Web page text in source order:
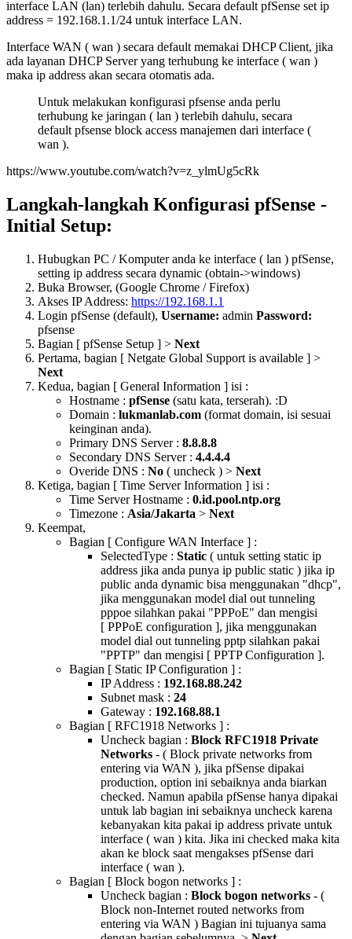
interface LAN (lan) terlebih dahulu. Secara default pfSense set ip
address = 192.168.1.1/24 untuk interface LAN.
Interface WAN ( wan ) secara default memakai DHCP Client, jika
ada layanan DHCP Server yang terhubung ke interface ( wan )
maka ip address akan secara otomatis ada.
Untuk melakukan konfigurasi pfsense anda perlu
terhubung ke jaringan ( lan ) terlebih dahulu, secara
default pfsense block access manajemen dari interface (
wan ).
https://www.youtube.com/watch?v=z_ylmUg5cRk
Langkah-langkah Konfigurasi pfSense -
Initial Setup:
Hubugkan PC / Komputer anda ke interface ( lan ) pfSense,
setting ip address secara dynamic (obtain->windows)
Buka Browser, (Google Chrome / Firefox)
Akses IP Address: https://192.168.1.1
Login pfSense (default), Username: admin Password:
pfsense
Bagian [ pfSense Setup ] > Next
Pertama, bagian [ Netgate Global Support is available ] >
Next
Kedua, bagian [ General Information ] isi :
Hostname : pfSense (satu kata, terserah). :D
Domain : lukmanlab.com (format domain, isi sesuai
keinginan anda).
Primary DNS Server : 8.8.8.8
Secondary DNS Server : 4.4.4.4
Overide DNS : No ( uncheck ) > Next
Ketiga, bagian [ Time Server Information ] isi :
Time Server Hostname : 0.id.pool.ntp.org
Timezone : Asia/Jakarta > Next
Keempat,
Bagian [ Configure WAN Interface ] :
SelectedType : Static ( untuk setting static ip
address jika anda punya ip public static ) jika ip
public anda dynamic bisa menggunakan "dhcp",
jika menggunakan model dial out tunneling
pppoe silahkan pakai "PPPoE" dan mengisi
[ PPPoE configuration ], jika menggunakan
model dial out tunneling pptp silahkan pakai
"PPTP" dan mengisi [ PPTP Configuration ].
Bagian [ Static IP Configuration ] :
IP Address : 192.168.88.242
Subnet mask : 24
Gateway : 192.168.88.1
Bagian [ RFC1918 Networks ] :
Uncheck bagian : Block RFC1918 Private
Networks - ( Block private networks from
entering via WAN ), jika pfSense dipakai
production, option ini sebaiknya anda biarkan
checked. Namun apabila pfSense hanya dipakai
untuk lab bagian ini sebaiknya uncheck karena
kebanyakan kita pakai ip address private untuk
interface ( wan ) kita. Jika ini checked maka kita
akan ke block saat mengakses pfSense dari
interface ( wan ).
Bagian [ Block bogon networks ] :
Uncheck bagian : Block bogon networks - (
Block non-Internet routed networks from
entering via WAN ) Bagian ini tujuanya sama